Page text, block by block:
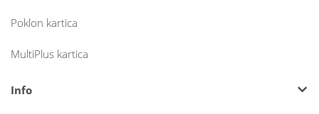
Poklon kartica
MultiPlus kartica
Info